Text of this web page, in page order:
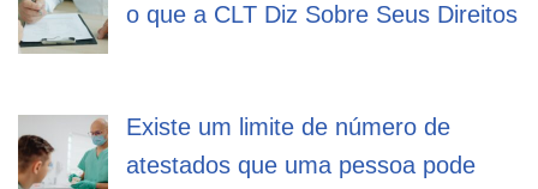
o que a CLT Diz Sobre Seus Direitos
Existe um limite de número de
atestados que uma pessoa pode